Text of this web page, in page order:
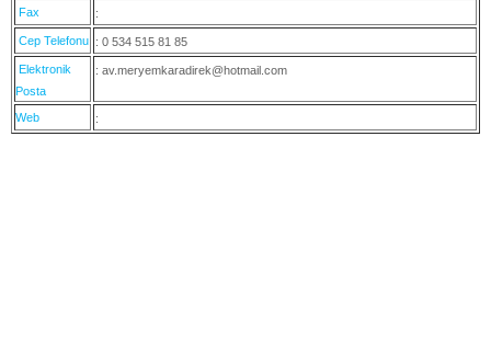
Fax :
Cep Telefonu : 0 534 515 81 85
Elektronik
Posta
: av.meryemkaradirek@hotmail.com
Web :